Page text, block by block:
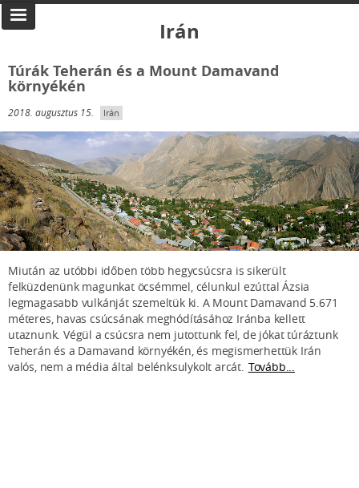
Irán
Túrák Teherán és a Mount Damavand
környékén
2018. augusztus 15. Irán
Miután az utóbbi időben több hegycsúcsra is sikerült
felküzdenünk magunkat öcsémmel, célunkul ezúttal Ázsia
legmagasabb vulkánját szemeltük ki. A Mount Damavand 5.671
méteres, havas csúcsának meghódításához Iránba kellett
utaznunk. Végül a csúcsra nem jutottunk fel, de jókat túráztunk
Teherán és a Damavand környékén, és megismerhettük Irán
valós, nem a média által belénksulykolt arcát. Tovább...